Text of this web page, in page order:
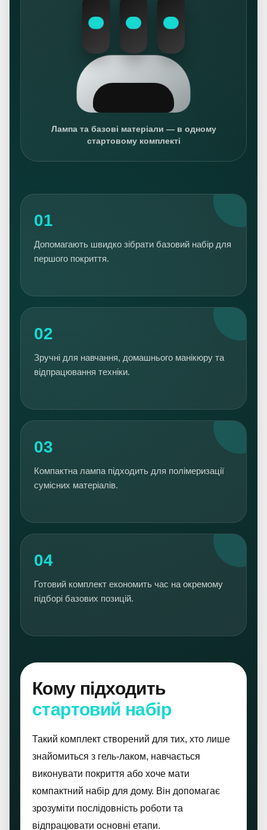
Лампа та базові матеріали — в одному
стартовому комплекті
01
Допомагають швидко зібрати базовий набір для
першого покриття.
02
Зручні для навчання, домашнього манікюру та
відпрацювання техніки.
03
Компактна лампа підходить для полімеризації
сумісних матеріалів.
04
Готовий комплект економить час на окремому
підборі базових позицій.
Кому підходить
стартовий набір
Такий комплект створений для тих, хто лише
знайомиться з гель-лаком, навчається
виконувати покриття або хоче мати
компактний набір для дому. Він допомагає
зрозуміти послідовність роботи та
відпрацювати основні етапи.